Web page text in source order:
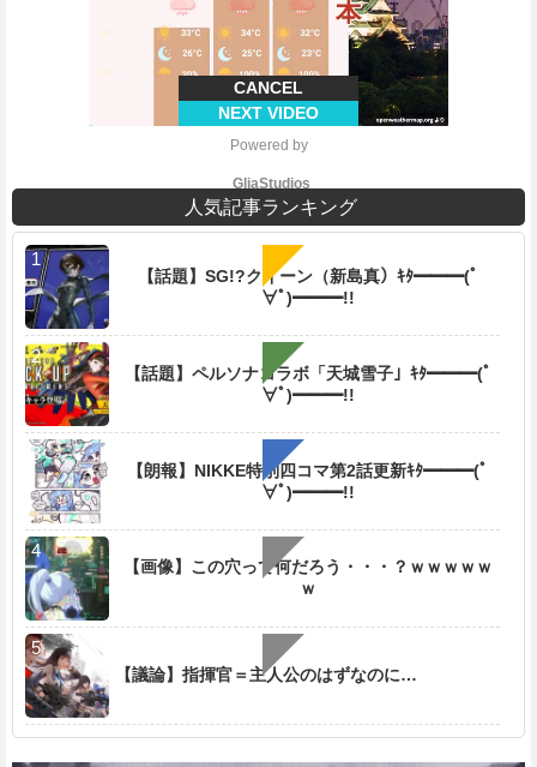
CANCEL
NEXT VIDEO
e
Powered by
GliaStudios
人気記事ランキング
【話題】SG!?クイーン（新島真）ｷﾀ━━━(ﾟ
∀ﾟ)━━━!!
【話題】ペルソナコラボ「天城雪子」ｷﾀ━━━(ﾟ
∀ﾟ)━━━!!
【朗報】NIKKE特別四コマ第2話更新ｷﾀ━━━(ﾟ
∀ﾟ)━━━!!
【画像】この穴って何だろう・・・？ｗｗｗｗｗ
ｗ
【議論】指揮官＝主人公のはずなのに…